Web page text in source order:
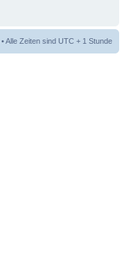
• Alle Zeiten sind UTC + 1 Stunde